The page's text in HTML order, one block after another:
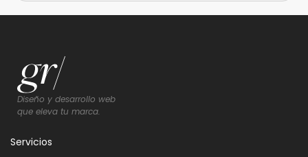
Diseño y desarrollo web
que eleva tu marca.
Servicios